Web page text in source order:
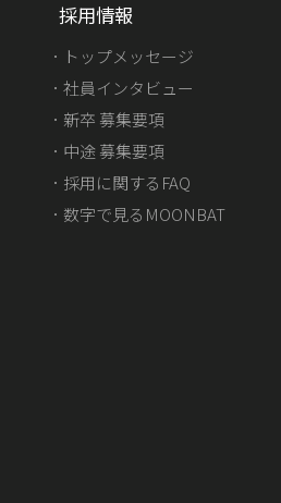
採用情報
トップメッセージ
社員インタビュー
新卒 募集要項
中途 募集要項
採用に関するFAQ
数字で見るMOONBAT